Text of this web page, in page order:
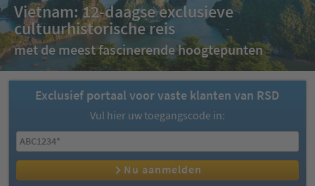
Vietnam: 12-daagse exclusieve
cultuurhistorische reis
met de meest fascinerende hoogtepunten
Exclusief portaal voor vaste klanten van RSD
Vul hier uw toegangscode in:
Nu aanmelden